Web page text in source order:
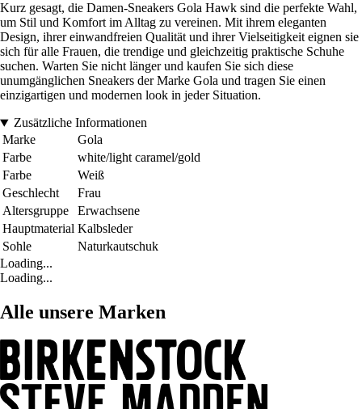
Kurz gesagt, die Damen-Sneakers Gola Hawk sind die perfekte Wahl,
um Stil und Komfort im Alltag zu vereinen. Mit ihrem eleganten
Design, ihrer einwandfreien Qualität und ihrer Vielseitigkeit eignen sie
sich für alle Frauen, die trendige und gleichzeitig praktische Schuhe
suchen. Warten Sie nicht länger und kaufen Sie sich diese
unumgänglichen Sneakers der Marke Gola und tragen Sie einen
einzigartigen und modernen look in jeder Situation.
Zusätzliche Informationen
Marke
Gola
Farbe
white/light caramel/gold
Farbe
Weiß
Geschlecht
Frau
Altersgruppe
Erwachsene
Hauptmaterial Kalbsleder
Sohle
Naturkautschuk
Loading...
Loading...
Alle unsere Marken